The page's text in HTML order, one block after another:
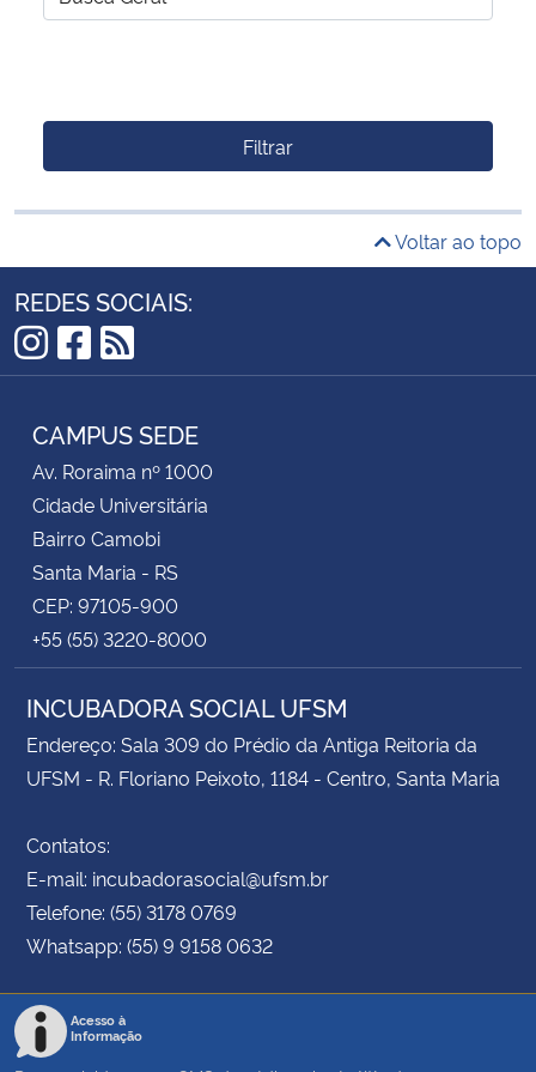
Filtrar
Voltar ao topo
REDES SOCIAIS:
Instagram
Facebook
RSS
CAMPUS SEDE
Av. Roraima nº 1000
Cidade Universitária
Bairro Camobi
Santa Maria - RS
CEP: 97105-900
+55 (55) 3220-8000
INCUBADORA SOCIAL UFSM
Endereço: Sala 309 do Prédio da Antiga Reitoria da
UFSM - R. Floriano Peixoto, 1184 - Centro, Santa Maria
Contatos:
E-mail: incubadorasocial@ufsm.br
Telefone: (55) 3178 0769
Whatsapp: (55) 9 9158 0632
Acesso à
Informação